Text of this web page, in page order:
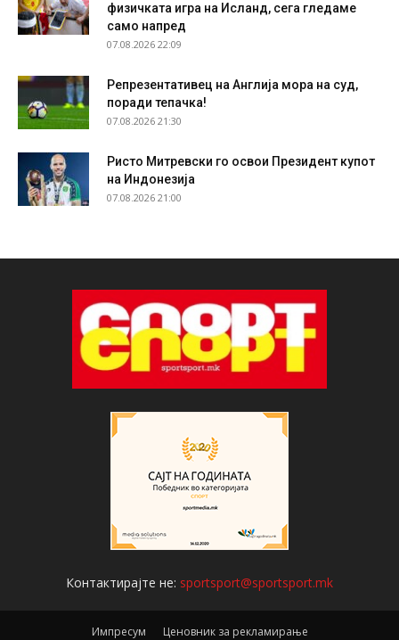
физичката игра на Исланд, сега гледаме
само напред
07.08.2026 22:09
Репрезентативец на Англија мора на суд,
поради тепачка!
07.08.2026 21:30
Ристо Митревски го освои Президент купот
на Индонезија
07.08.2026 21:00
Контактирајте не: sportsport@sportsport.mk
Импресум Ценовник за рекламирање